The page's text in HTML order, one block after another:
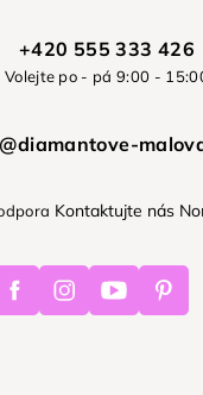
+420 555 333 426
Volejte po - pá 9:00 -
Kontaktujte nás
FacebookInstagramYoutube